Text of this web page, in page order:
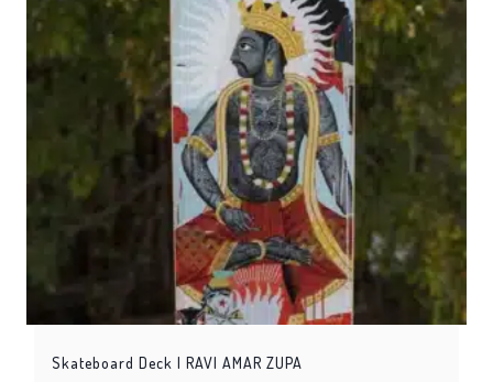
Skateboard Deck | RAVI AMAR ZUPA